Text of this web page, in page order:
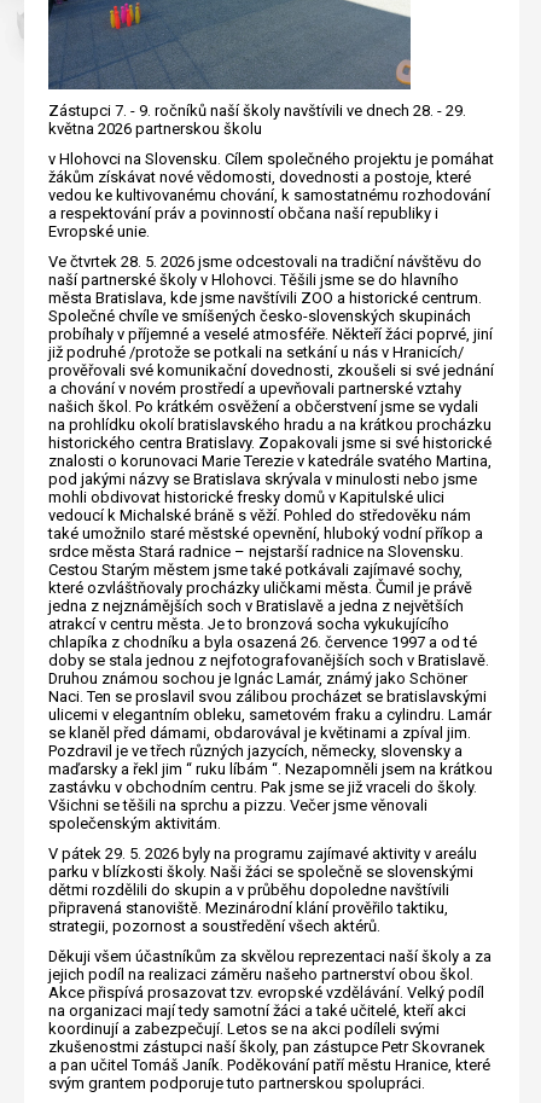
Zástupci 7. - 9. ročníků naší školy navštívili ve dnech 28. - 29.
května 2026 partnerskou školu
v Hlohovci na Slovensku. Cílem společného projektu je pomáhat
žákům získávat nové vědomosti, dovednosti a postoje, které
vedou ke kultivovanému chování, k samostatnému rozhodování
a respektování práv a povinností občana naší republiky i
Evropské unie.
Ve čtvrtek 28. 5. 2026 jsme odcestovali na tradiční návštěvu do
naší partnerské školy v Hlohovci. Těšili jsme se do hlavního
města Bratislava, kde jsme navštívili ZOO a historické centrum.
Společné chvíle ve smíšených česko-slovenských skupinách
probíhaly v příjemné a veselé atmosféře. Někteří žáci poprvé, jiní
již podruhé /protože se potkali na setkání u nás v Hranicích/
prověřovali své komunikační dovednosti, zkoušeli si své jednání
a chování v novém prostředí a upevňovali partnerské vztahy
našich škol. Po krátkém osvěžení a občerstvení jsme se vydali
na prohlídku okolí bratislavského hradu a na krátkou procházku
historického centra Bratislavy. Zopakovali jsme si své historické
znalosti o korunovaci Marie Terezie v katedrále svatého Martina,
pod jakými názvy se Bratislava skrývala v minulosti nebo jsme
mohli obdivovat historické fresky domů v Kapitulské ulici
vedoucí k Michalské bráně s věží. Pohled do středověku nám
také umožnilo staré městské opevnění, hluboký vodní příkop a
srdce města Stará radnice – nejstarší radnice na Slovensku.
Cestou Starým městem jsme také potkávali zajímavé sochy,
které ozvláštňovaly procházky uličkami města. Čumil je právě
jedna z nejznámějších soch v Bratislavě a jedna z největších
atrakcí v centru města. Je to bronzová socha vykukujícího
chlapíka z chodníku a byla osazená 26. července 1997 a od té
doby se stala jednou z nejfotografovanějších soch v Bratislavě.
Druhou známou sochou je Ignác Lamár, známý jako Schöner
Naci. Ten se proslavil svou zálibou procházet se bratislavskými
ulicemi v elegantním obleku, sametovém fraku a cylindru. Lamár
se klaněl před dámami, obdarovával je květinami a zpíval jim.
Pozdravil je ve třech různých jazycích, německy, slovensky a
maďarsky a řekl jim “ ruku líbám “. Nezapomněli jsem na krátkou
zastávku v obchodním centru. Pak jsme se již vraceli do školy.
Všichni se těšili na sprchu a pizzu. Večer jsme věnovali
společenským aktivitám.
V pátek 29. 5. 2026 byly na programu zajímavé aktivity v areálu
parku v blízkosti školy. Naši žáci se společně se slovenskými
dětmi rozdělili do skupin a v průběhu dopoledne navštívili
připravená stanoviště. Mezinárodní klání prověřilo taktiku,
strategii, pozornost a soustředění všech aktérů.
Děkuji všem účastníkům za skvělou reprezentaci naší školy a za
jejich podíl na realizaci záměru našeho partnerství obou škol.
Akce přispívá prosazovat tzv. evropské vzdělávání. Velký podíl
na organizaci mají tedy samotní žáci a také učitelé, kteří akci
koordinují a zabezpečují. Letos se na akci podíleli svými
zkušenostmi zástupci naší školy, pan zástupce Petr Skovranek
a pan učitel Tomáš Janík. Poděkování patří městu Hranice, které
svým grantem podporuje tuto partnerskou spolupráci.